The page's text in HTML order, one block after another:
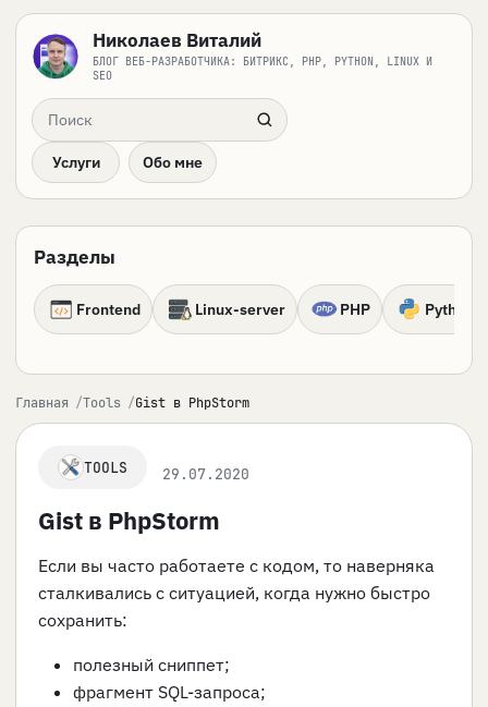
Николаев Виталий
БЛОГ ВЕБ-РАЗРАБОТЧИКА: БИТРИКС, PHP, PYTHON, LINUX И
SEO
Поиск по сайту
Услуги Обо мне
Разделы
Frontend Linux-server PHP Python
Главная Tools Gist в PhpStorm
TOOLS 29.07.2020
Gist в PhpStorm
Если вы часто работаете с кодом, то наверняка
сталкивались с ситуацией, когда нужно быстро
сохранить:
полезный сниппет;
фрагмент SQL-запроса;